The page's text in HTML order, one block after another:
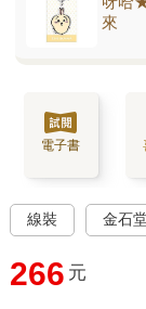
來
電子書
線裝 金石
266 元